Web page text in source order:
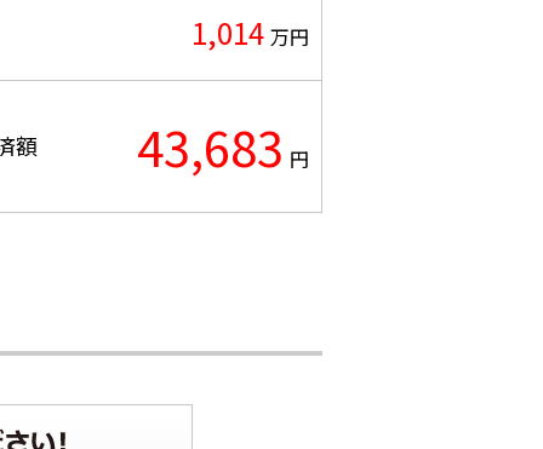
1,014 万円
額 43,683 円